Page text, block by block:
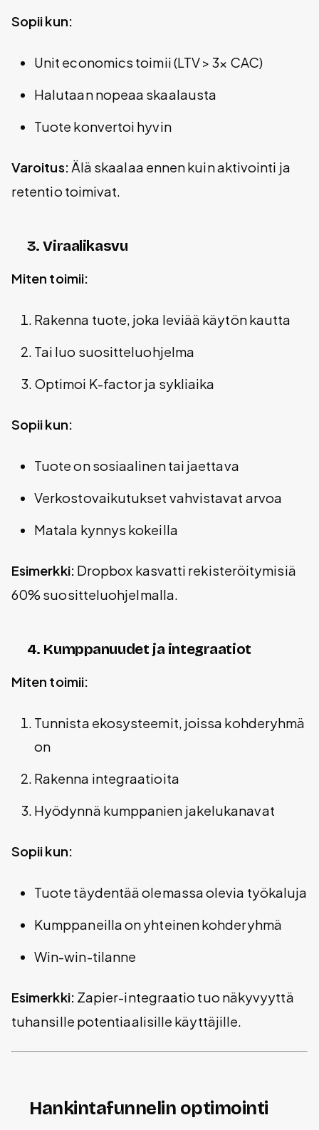
Sopii kun:
Unit economics toimii (LTV > 3× CAC)
Halutaan nopeaa skaalausta
Tuote konvertoi hyvin
Varoitus: Älä skaalaa ennen kuin aktivointi ja
retentio toimivat.
3. Viraalikasvu
Miten toimii:
Rakenna tuote, joka leviää käytön kautta
Tai luo suositteluohjelma
Optimoi K-factor ja sykliaika
Sopii kun:
Tuote on sosiaalinen tai jaettava
Verkostovaikutukset vahvistavat arvoa
Matala kynnys kokeilla
Esimerkki: Dropbox kasvatti rekisteröitymisiä
60% suositteluohjelmalla.
4. Kumppanuudet ja integraatiot
Miten toimii:
Tunnista ekosysteemit, joissa kohderyhmä
on
Rakenna integraatioita
Hyödynnä kumppanien jakelukanavat
Sopii kun:
Tuote täydentää olemassa olevia työkaluja
Kumppaneilla on yhteinen kohderyhmä
Win-win-tilanne
Esimerkki: Zapier-integraatio tuo näkyvyyttä
tuhansille potentiaalisille käyttäjille.
Hankintafunnelin optimointi